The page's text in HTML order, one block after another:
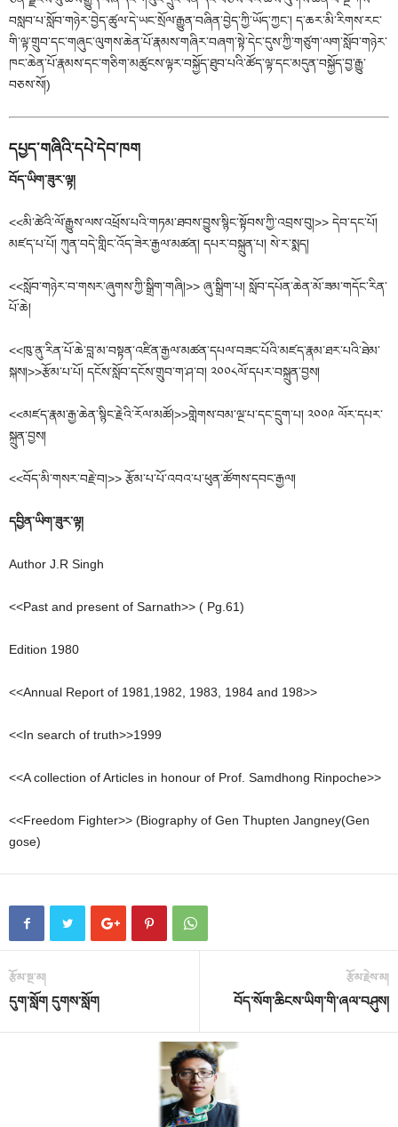
བསླབ་པ་སློབ་གཉེར་བྱེད་ཚུལ་དེ་ཡང་སྲོལ་རྒྱུན་བཞིན་བྱེད་ཀྱི་ཡོད་ཀྱང༌། ད་ཆར་མི་རིགས་རང་
གི་ལྟ་གྲུབ་དང་གཞུང་ལུགས་ཆེན་པོ་རྣམས་གཞིར་བཞག་སྟེ་དེང་དུས་ཀྱི་གཙུག་ལག་སློབ་གཉེར་
ཁང་ཆེན་པོ་རྣམས་དང་གཅིག་མཚུངས་ལྟར་བསྐྱོད་ཐུབ་པའི་ཚོད་ལྟ་དང་མདུན་བསྐྱོད་བྱ་རྒྱུ་
བཅས་སོ།)
དཔྱད་གཞིའི་དཔེ་དེབ་ཁག
བོད་ཡིག་ཟུར་ལྟ།
<<མི་ཚེའི་ལོ་རྒྱུས་ལས་འཕྲོས་པའི་གཏམ་ཐབས་བྱུས་སྙིང་སྟོབས་ཀྱི་འབྲས་བུ།>> དེབ་དང་པོ།
མཛད་པ་པོ། ཀུན་བདེ་གླིང་འོད་ཟེར་རྒྱལ་མཚན། དཔར་བསྐྲུན་པ། སེ་ར་སྨད།
<<སློབ་གཉེར་བ་གསར་ཞུགས་ཀྱི་སྒྲིག་གཞི།>> ཞུ་སྒྲིག་པ། སློབ་དཔོན་ཆེན་མོ་ཟམ་གདོང་རིན་
པོ་ཆེ།
<<ཁུ་ནུ་རིན་པོ་ཆེ་བླ་མ་བསྟན་འཛིན་རྒྱལ་མཚན་དཔལ་བཟང་པོའི་མཛད་རྣམ་ཐར་པའི་ཐེམ་
སྐས།>>རྩོམ་པ་པོ། དངོས་སློབ་དངོས་གྲུབ་ག་ཤ་བ། ༢༠༠༨ལོ་དཔར་བསྐྲུན་བྱས།
<<མཛད་རྣམ་རྒྱ་ཆེན་སྙིང་རྗེའི་རོལ་མཚོ།>>གླེགས་བམ་ལྔ་པ་དང་དྲུག་པ། ༢༠༠༩ ལོར་དཔར་
སྐྲུན་བྱས།
<<བོད་མི་གསར་བརྗེ་བ།>> རྩོམ་པ་པོ་འབའ་པ་ཕུན་ཚོགས་དབང་རྒྱལ།
དབྱིན་ཡིག་ཟུར་ལྟ།
Author J.R Singh
<<Past and present of Sarnath>> ( Pg.61)
Edition 1980
<<Annual Report of 1981,1982, 1983, 1984 and 198>>
<<In search of truth>>1999
<<A collection of Articles in honour of Prof. Samdhong Rinpoche>>
<<Freedom Fighter>> (Biography of Gen Thupten Jangney(Gen
gose)
རྩོམ་སྔ་མ།
དུག་སློག དུགས་སློག
རྩོམ་རྗེས་མ།
བོད་སོག་ཆིངས་ཡིག་གི་ཞལ་བཤུས།